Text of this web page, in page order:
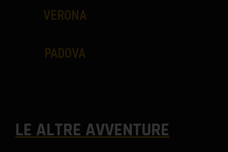
VERONA
PADOVA
LE ALTRE AVVENTURE